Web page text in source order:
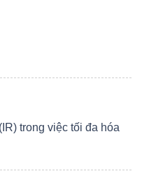
trong việc tối đa hóa